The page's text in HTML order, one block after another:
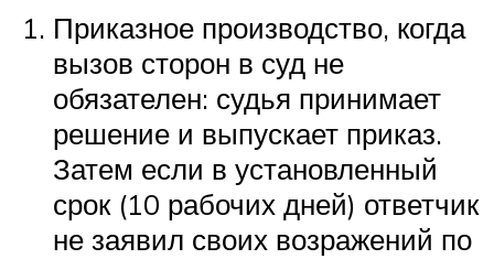
Приказное производство, когда
вызов сторон в суд не
обязателен: судья принимает
решение и выпускает приказ.
Затем если в установленный
срок (10 рабочих дней) ответчик
не заявил своих возражений по